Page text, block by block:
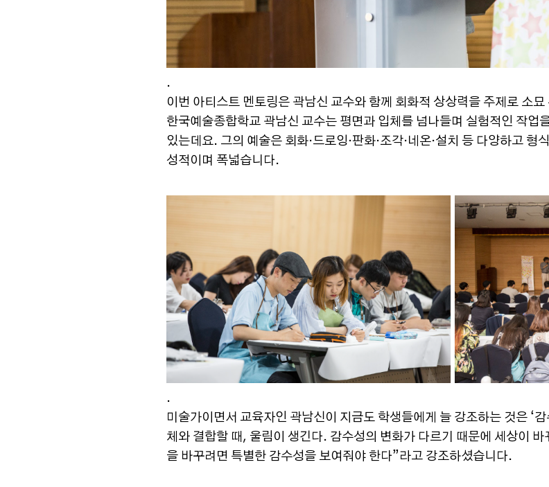
.
이번 아티스트 멘토링은 곽남신 교수와 함께 회화적 상상력을 주제로 소
한국예술종합학교 곽남신 교수는 평면과 입체를 넘나들며 실험적인 작업
있는데요. 그의 예술은 회화·드로잉·판화·조각·네온·설치 등 다양하고 형
성적이며 폭넓습니다.
.
미술가이면서 교육자인 곽남신이 지금도 학생들에게 늘 강조하는 것은 ‘
체와 결합할 때, 울림이 생긴다. 감수성의 변화가 다르기 때문에 세상이
을 바꾸려면 특별한 감수성을 보여줘야 한다”라고 강조하셨습니다.